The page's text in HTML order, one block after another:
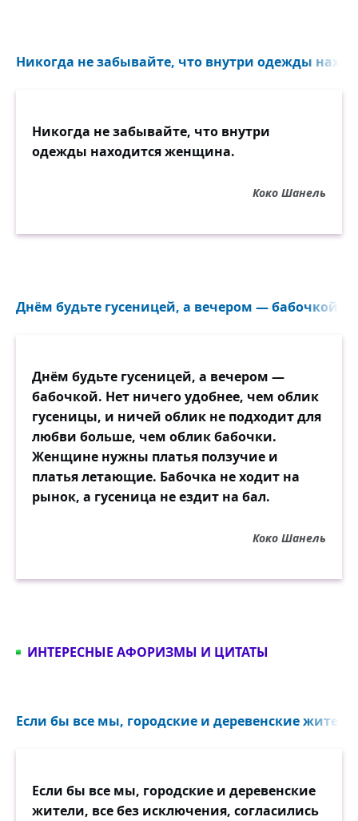
Никогда не забывайте, что внутри одежды
Никогда не забывайте, что внутри
одежды находится женщина.
Коко Шанель
Днём будьте гусеницей, а вечером — бабочкой...
Днём будьте гусеницей, а вечером —
бабочкой. Нет ничего удобнее, чем облик
гусеницы, и ничей облик не подходит для
любви больше, чем облик бабочки.
Женщине нужны платья ползучие и
платья летающие. Бабочка не ходит на
рынок, а гусеница не ездит на бал.
Коко Шанель
ИНТЕРЕСНЫЕ АФОРИЗМЫ И ЦИТАТЫ
Если бы все мы, городские и деревенские
Если бы все мы, городские и деревенские
жители, все без исключения, согласились